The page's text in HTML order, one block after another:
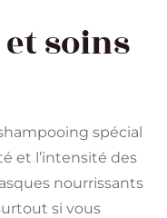
soins
spécial
et l’intensité des
nourrissants
si vous